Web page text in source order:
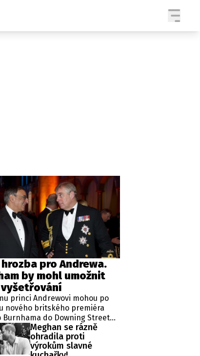
SLEDUJTE NÁS NA
fotografie, videa?
hrozba pro Andrewa.
by mohl umožnit
princi Andrewovi mohou po
nového britského premiéra
Burnhama do Downing Street
problémy. Burnham by totiž
obětí sexuálního
souhlasit s veřejným
Meghan se rázně
ohradila proti
výrokům slavné